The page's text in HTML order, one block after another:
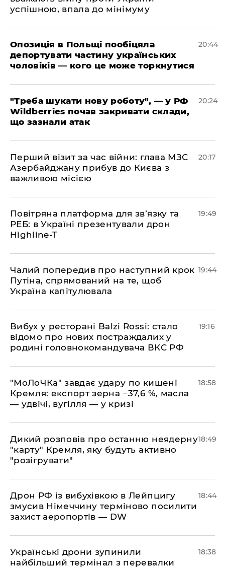
успішною, впала до мінімуму
​Опозиція в Польщі пообіцяла
депортувати частину українських
чоловіків — кого це може торкнутися
20:44
​"Треба шукати нову роботу", — у РФ
Wildberries почав закривати склади,
що зазнали атак
20:24
​Перший візит за час війни: глава МЗС
Азербайджану прибув до Києва з
важливою місією
20:17
​Повітряна платформа для зв’язку та
РЕБ: в Україні презентували дрон
Highline-T
19:49
​Чалий попередив про наступний крок
Путіна, спрямований на те, щоб
Україна капітулювала
19:44
​Вибух у ресторані Balzi Rossi: стало
відомо про нових постраждалих у
родині головнокомандувача ВКС РФ
19:16
​"МоЛоЧКа" завдає удару по кишені
Кремля: експорт зерна −37,6 %, масла
— удвічі, вугілля — у кризі
18:58
​Дикий розповів про останню неядерну
"карту" Кремля, яку будуть активно
"розігрувати"
18:49
​Дрон РФ із вибухівкою в Лейпцигу
змусив Німеччину терміново посилити
захист аеропортів — DW
18:44
​Українські дрони зупинили
найбільший термінал з перевалки
18:38